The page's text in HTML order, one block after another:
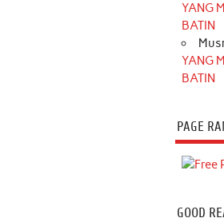
YANG
BATIN
YANG
BATIN
PAGE
GOOD